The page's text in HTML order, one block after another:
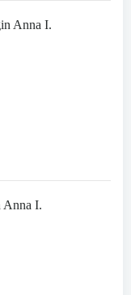
Anna I.
Anna I.